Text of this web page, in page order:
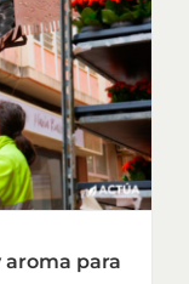
aroma para